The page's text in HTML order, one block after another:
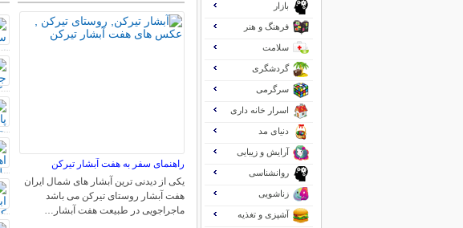
راهنمای سفر به هفت آبشار تیرکن
یکی از دیدنی ترین آبشار های شمال ایران
هفت آبشار روستای تیرکن می باشد
ماجراجویی در طبیعت هفت آبشار…
بازار
فرهنگ و هنر
سلامت
گردشگری
سرگرمی
اسرار خانه داری
دنیای مد
آرایش و زیبایی
روانشناسی
زناشویی
آشپزی و تغذیه